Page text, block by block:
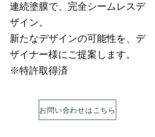
連続塗膜で、完全シームレスデ
ザイン。
新たなデザインの可能性を、デ
ザイナー様にご提案します。
※特許取得済
お問い合わせはこちら